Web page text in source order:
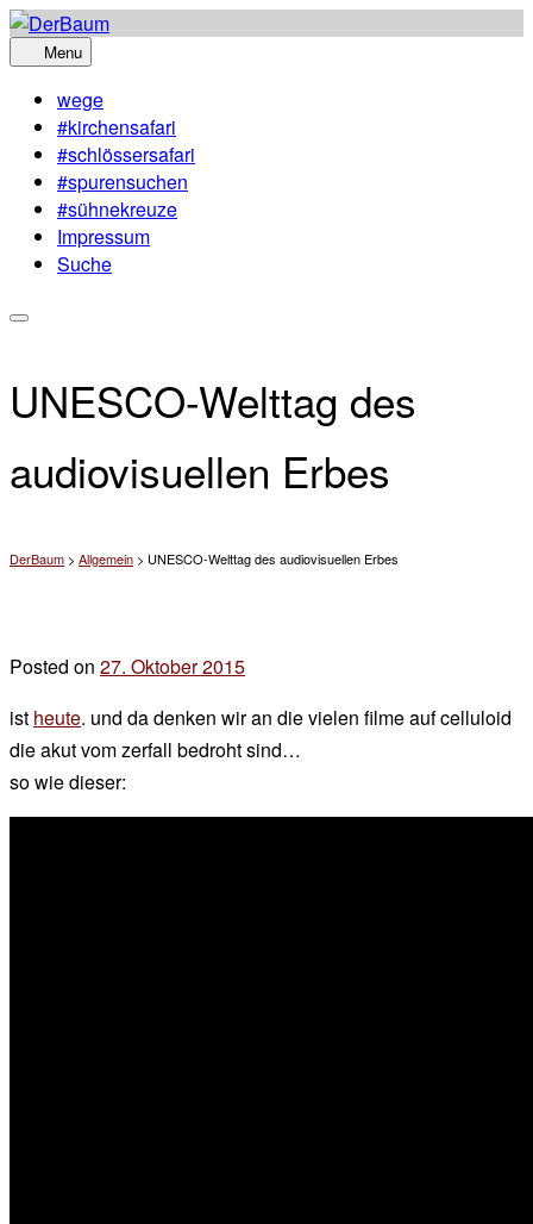
Skip
to
Menu
wege
#kirchensafari
#schlössersafari
#spurensuchen
#sühnekreuze
Impressum
Suche
UNESCO-Welttag des
audiovisuellen Erbes
DerBaum > Allgemein > UNESCO-Welttag des audiovisuellen Erbes
Posted on 27. Oktober 2015
chef
ist heute. und da denken wir an die vielen filme auf celluloid
die akut vom zerfall bedroht sind…
so wie dieser: